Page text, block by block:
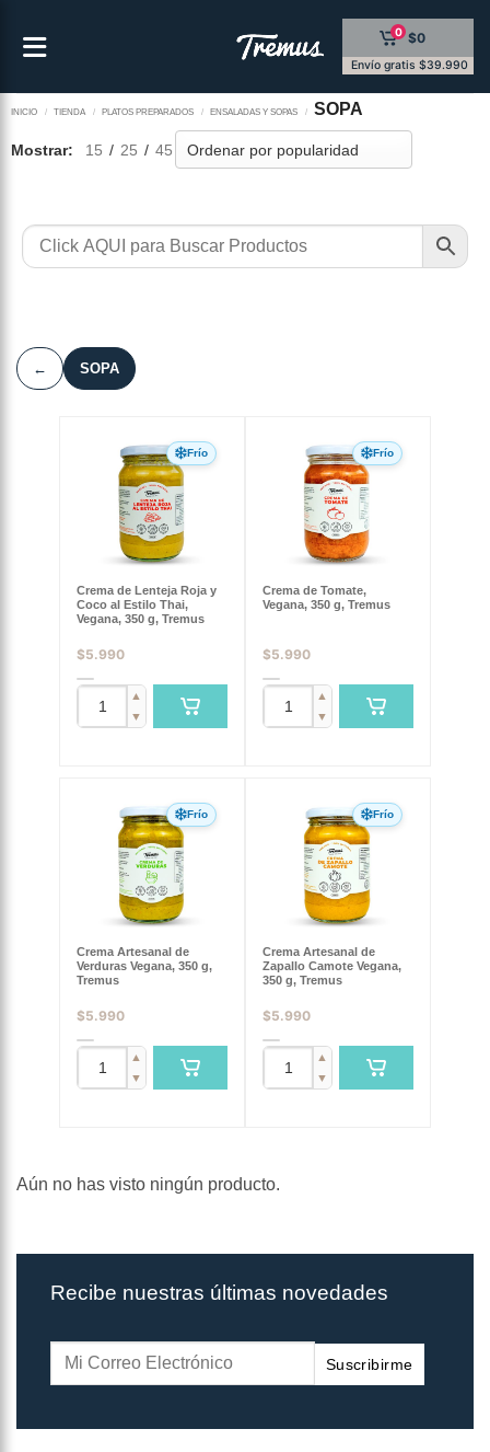
0 $0
Envío gratis $39.990
INICIO / TIENDA / PLATOS PREPARADOS / ENSALADAS Y SOPAS / SOPA
Mostrar: 15 / 25 / 45
← SOPA
Frío
Crema de Lenteja Roja y
Coco al Estilo Thai,
Vegana, 350 g, Tremus
$5.990
▲
▼
Frío
Crema de Tomate,
Vegana, 350 g, Tremus
$5.990
▲
▼
Frío
Crema Artesanal de
Verduras Vegana, 350 g,
Tremus
$5.990
▲
▼
Frío
Crema Artesanal de
Zapallo Camote Vegana,
350 g, Tremus
$5.990
▲
▼
Aún no has visto ningún producto.
Recibe nuestras últimas novedades
Suscribirme